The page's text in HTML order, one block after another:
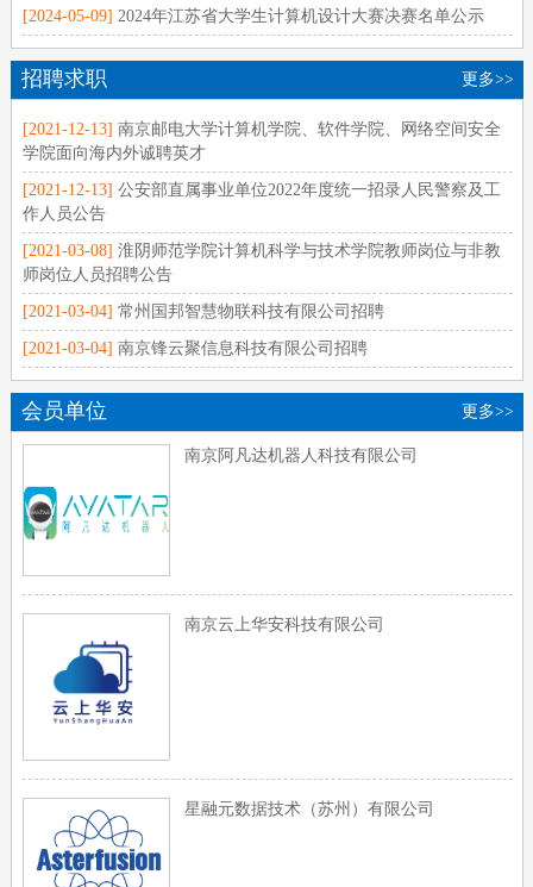
[2024-05-09] 2024年江苏省大学生计算机设计大赛决赛名单公示
招聘求职 更多>>
[2021-12-13] 南京邮电大学计算机学院、软件学院、网络空间安全
学院面向海内外诚聘英才
[2021-12-13] 公安部直属事业单位2022年度统一招录人民警察及工
作人员公告
[2021-03-08] 淮阴师范学院计算机科学与技术学院教师岗位与非教
师岗位人员招聘公告
[2021-03-04] 常州国邦智慧物联科技有限公司招聘
[2021-03-04] 南京锋云聚信息科技有限公司招聘
会员单位 更多>>
南京阿凡达机器人科技有限公司
南京云上华安科技有限公司
星融元数据技术（苏州）有限公司